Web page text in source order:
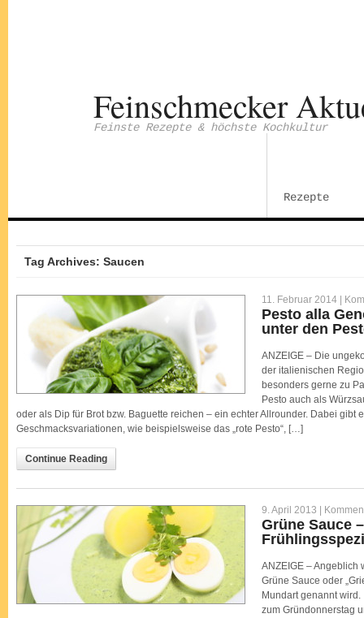
Feinschmecker
Feinste Rezepte & höchste Kochkultur
Rezepte
Tag Archives: Saucen
11. Februar 2014 |
Pesto alla
unter den
ANZEIGE – Die
der italienischen
besonders gerne zu
Pesto auch als
oder als Dip für Brot bzw. Baguette reichen – ein echter Allrounder. Dabei gibt
Geschmacksvariationen, wie beispielsweise das „rote Pesto“, […]
Continue Reading
9. April 2013 |
Grüne Sauce
ANZEIGE – Angeblich
Grüne Sauce oder
Mundart genannt
zum Gründonnerstag